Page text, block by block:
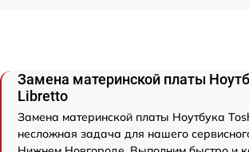
Замена материнской платы
Libretto
Замена материнской платы Ноутбука
несложная задача для нашего